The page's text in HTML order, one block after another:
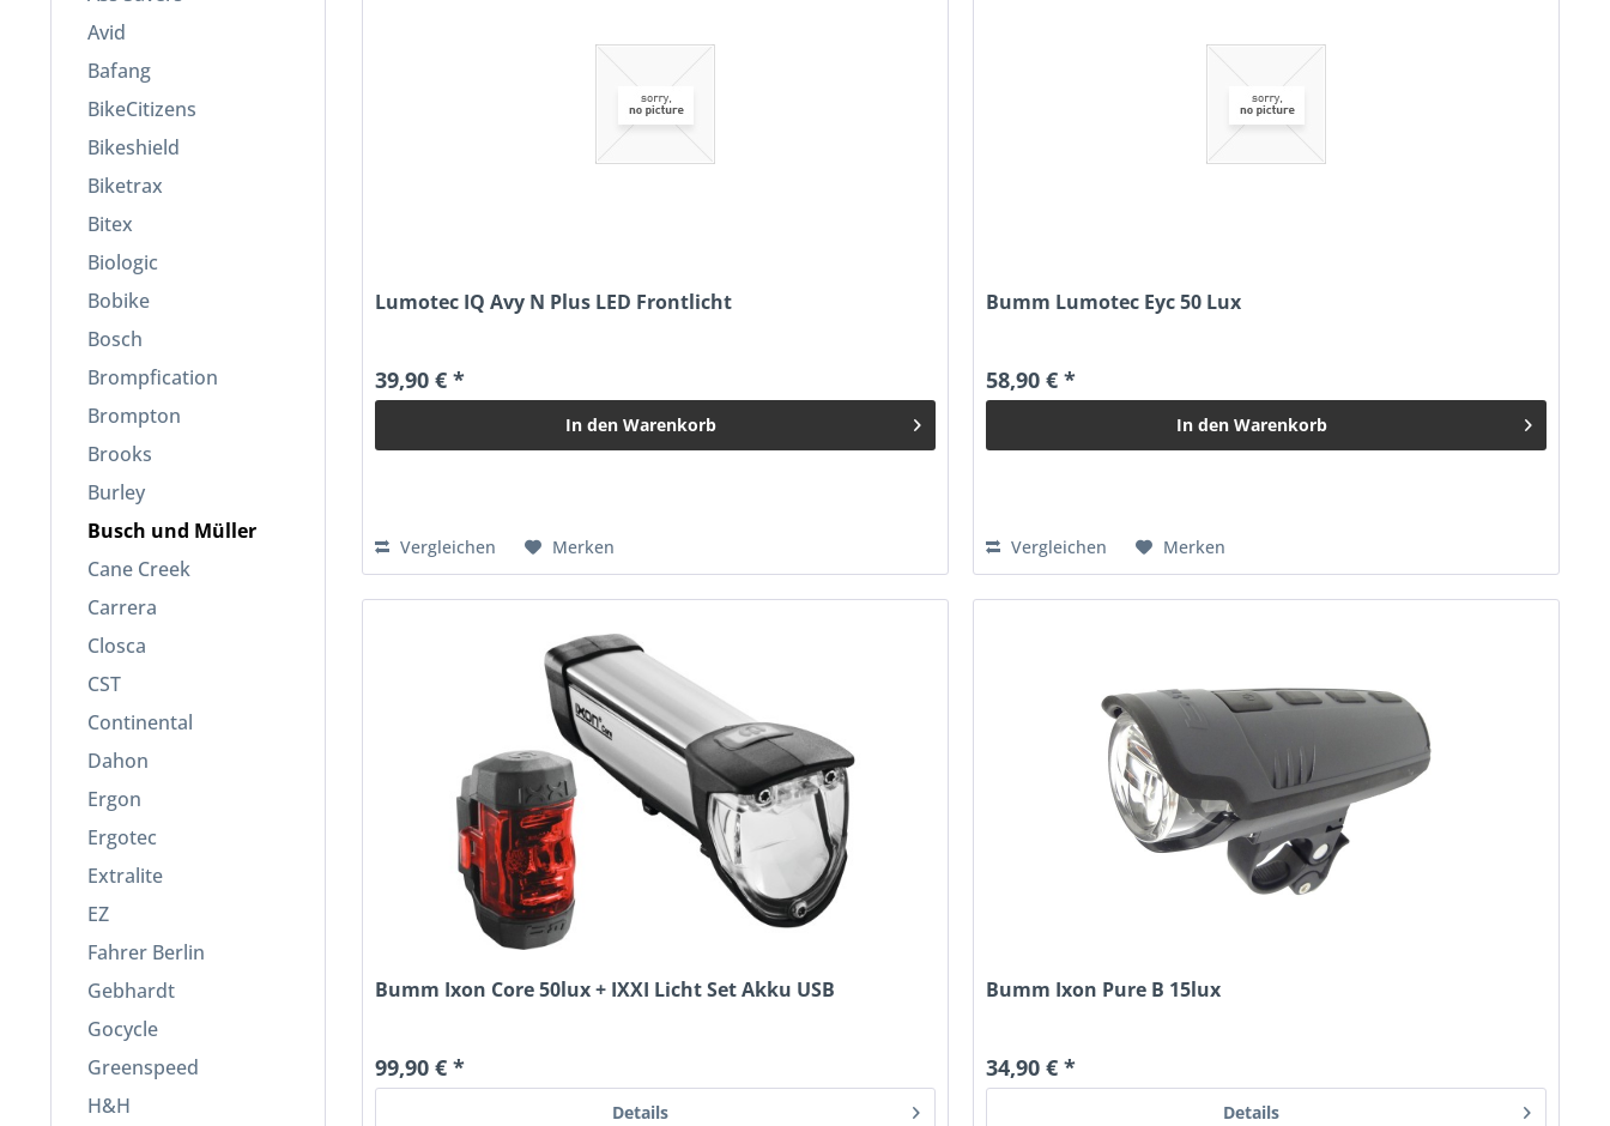
Avid
Bafang
BikeCitizens
Bikeshield
Biketrax
Bitex
Biologic
Bobike
Bosch
Brompfication
Brompton
Brooks
Burley
Busch und Müller
Cane Creek
Carrera
Closca
CST
Continental
Dahon
Ergon
Ergotec
Extralite
EZ
Fahrer Berlin
Gebhardt
Gocycle
Greenspeed
H&H
Lumotec IQ Avy N Plus LED Frontlicht
39,90 € *
In den Warenkorb
Vergleichen Merken
Bumm Lumotec Eyc 50 Lux
58,90 € *
In den Warenkorb
Vergleichen Merken
Bumm Ixon Core 50lux + IXXI Licht Set Akku USB
99,90 € *
Details
Bumm Ixon Pure B 15lux
34,90 € *
Details